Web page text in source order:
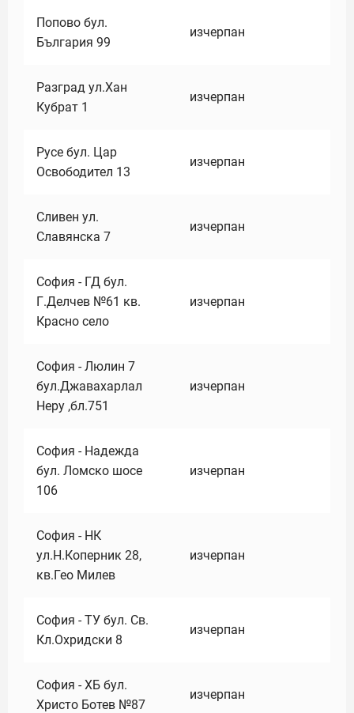
Попово бул.
България 99
изчерпан
Разград ул.Хан
Кубрат 1
изчерпан
Русе бул. Цар
Освободител 13
изчерпан
Сливен ул.
Славянска 7
изчерпан
София - ГД бул.
Г.Делчев №61 кв.
Красно село
изчерпан
София - Люлин 7
бул.Джавахарлал
Неру ,бл.751
изчерпан
София - Надежда
бул. Ломско шосе
106
изчерпан
София - НК
ул.Н.Коперник 28,
кв.Гео Милев
изчерпан
София - ТУ бул. Св.
Кл.Охридски 8
изчерпан
София - ХБ бул.
Христо Ботев №87
изчерпан